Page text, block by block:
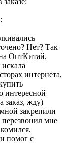
Нет? Так
ОптКитай,
интернета,
интересной
заказ, жду)
закрепили
мне
помог с